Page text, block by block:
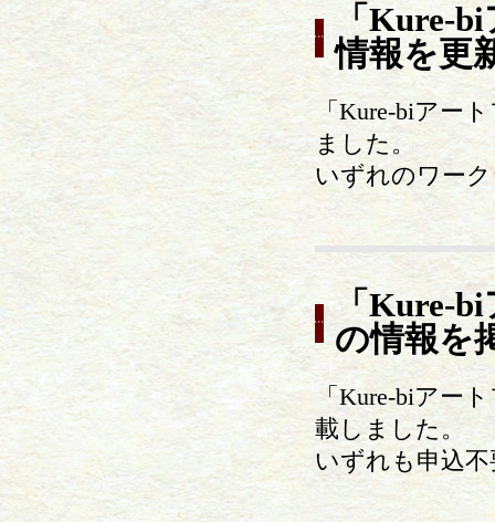
「Kure-bi
情報を更
「Kure-biアー
ました。
いずれのワー
「Kure-
の情報を
「Kure-biアー
載しました。
いずれも申込